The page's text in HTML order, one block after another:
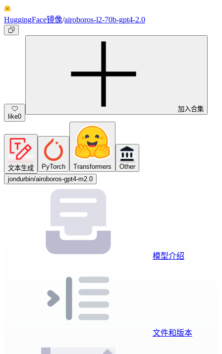
HuggingFace镜像/airoboros-l2-70b-gpt4-2.0
like0
加入合集
文本生成 PyTorch Transformers
Other
jondurbin/airoboros-gpt4-m2.0
模型介绍
文件和版本